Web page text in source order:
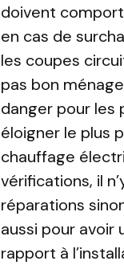
doivent
en cas de
les coupes
pas bon
danger pour les
éloigner le plus
chauffage
vérifications, il
réparations
aussi pour avoir
rapport à